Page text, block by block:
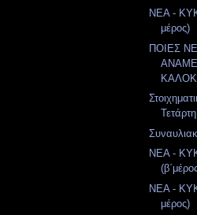
ΝΕΑ -
μέρος)
ΠΟΙΕΣ
ΝΕΑ -
ΝΕΑ -
μέρος)